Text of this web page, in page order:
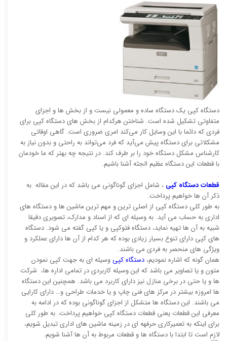
دستگاه کپی یک دستگاه ساده و معمولی نیست و از بخش ها و اجزای
متفاوتی تشکیل شده است. شناختن هرکدام از بخش های دستگاه کپی برای
فردی که دائما با این وسایل کار می‌کند امری ضروری است. گاهی اوقاتی
مشکلاتی برای دستگاه پیش می‌آید که فرد می‌تواند به راحتی و بدون نیاز به
کارشناس مشکل دستگاه خود را بر طرف کند. در نتیجه چه بهتر که ما خودمان
با قطعات این دستگاه عظیم الجثه آشنا باشیم.
.
قطعات دستگاه کپی ، شامل اجزای گوناگونی می باشد که در این مقاله به
ذکر آن ها خواهیم پرداخت.
به طور کلی دستگاه کپی از اصلی ترین و مهم ترین ماشین ها و دستگاه های
اداری به حساب می آید. به وسیله ای که از اسناد و مدارک، تصویری دقیقا
شبیه به آن ها تهیه نماید، دستگاه فتوکپی و یا کپی گفته می شود. دستگاه
های کپی دارای تنوع بسیار زیادی بوده که هر کدام از آن ها دارای عملکرد و
ویژگی های منحصر به فردی می باشند.
همان گونه که اشاره نمودیم، دستگاه کپی وسیله ای به جهت کپی نمودن
متون و یا تصاویر می باشد که این وسیله کاربردی در تمامی اداره ها، شرکت
ها و یا حتی در برخی منازل نیز دارای کاربرد می باشد. همچنین این دستگاه
ها امروزه بیشتر در مرکز های فنی چاپ و یا خدمات طراحی و… دارای کارایی
می باشند. این دستگاه ها متشکل از اجزای گوناگونی بوده که در ادامه به
معرفی این قطعات یعنی قطعات دستگاه کپی خواهیم پرداخت. به طور کلی
برای اینکه به تعمیرکاری حرفهه ای در زمینه ماشین های اداری تبدیل شویم،
لازم است تا ابتدا با دستگاه ها و قطعات مربوط به آن ها آشنا شویم.